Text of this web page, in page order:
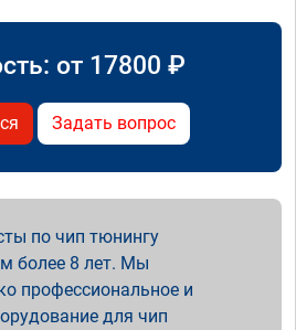
от 17800 ₽
Задать вопрос
по чип тюнингу
более 8 лет. Мы
профессиональное и
для чип